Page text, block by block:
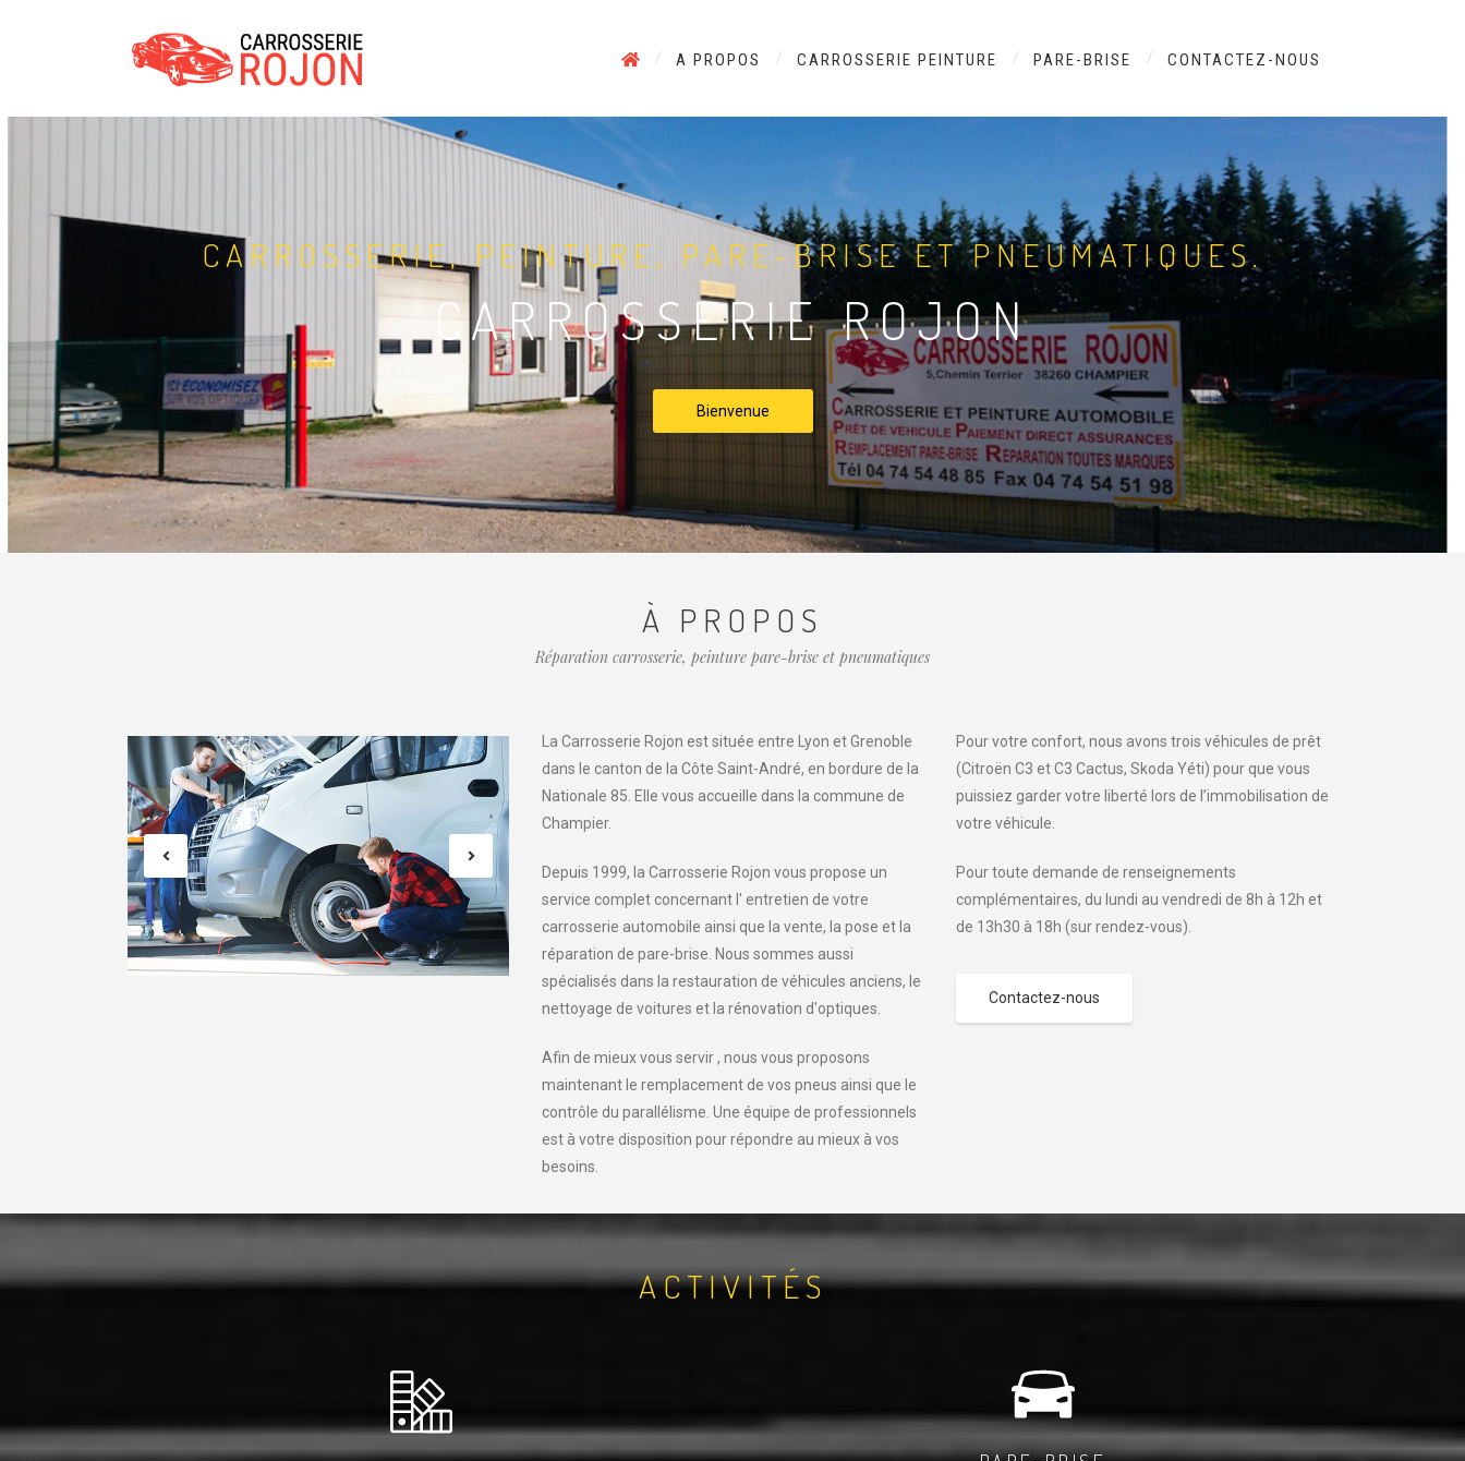
A PROPOS CARROSSERIE PEINTURE PARE-BRISE CONTACTEZ-NOUS
CARROSSERIE, PEINTURE, PARE-BRISE ET PNEUMATIQUES.
CARROSSERIE ROJON
Bienvenue
À PROPOS
Réparation carrosserie, peinture pare-brise et pneumatiques
La Carrosserie Rojon est située entre Lyon et Grenoble
dans le canton de la Côte Saint-André, en bordure de la
Nationale 85. Elle vous accueille dans la commune de
Champier.
Depuis 1999, la Carrosserie Rojon vous propose un
service complet concernant l' entretien de votre
carrosserie automobile ainsi que la vente, la pose et la
réparation de pare-brise. Nous sommes aussi
spécialisés dans la restauration de véhicules anciens, le
nettoyage de voitures et la rénovation d'optiques.
Afin de mieux vous servir , nous vous proposons
maintenant le remplacement de vos pneus ainsi que le
contrôle du parallélisme. Une équipe de professionnels
est à votre disposition pour répondre au mieux à vos
besoins.
Pour votre confort, nous avons trois véhicules de prêt
(Citroën C3 et C3 Cactus, Skoda Yéti) pour que vous
puissiez garder votre liberté lors de l’immobilisation de
votre véhicule.
Pour toute demande de renseignements
complémentaires, du lundi au vendredi de 8h à 12h et
de 13h30 à 18h (sur rendez-vous).
Contactez-nous
ACTIVITÉS